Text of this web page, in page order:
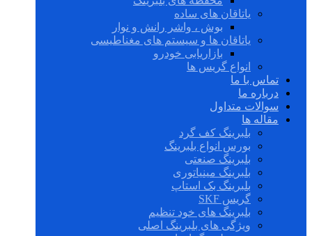
یاتاقان های ساده
بوش ، واشر رانش و نوار
یاتاقان ها و سیستم های مغناطیسی
بازاریابی خودرو
انواع گریس ها
تماس با ما
درباره ما
سوالات متداول
مقاله ها
بلبرینگ کف گرد
بورس انواع بلبرینگ
بلبرینگ صنعتی
بلبرینگ مینیاتوری
بلبرینگ بک استاپ
گریس SKF
بلبرینگ های خود تنظیم
ویژگی های بلبرینگ اصلی